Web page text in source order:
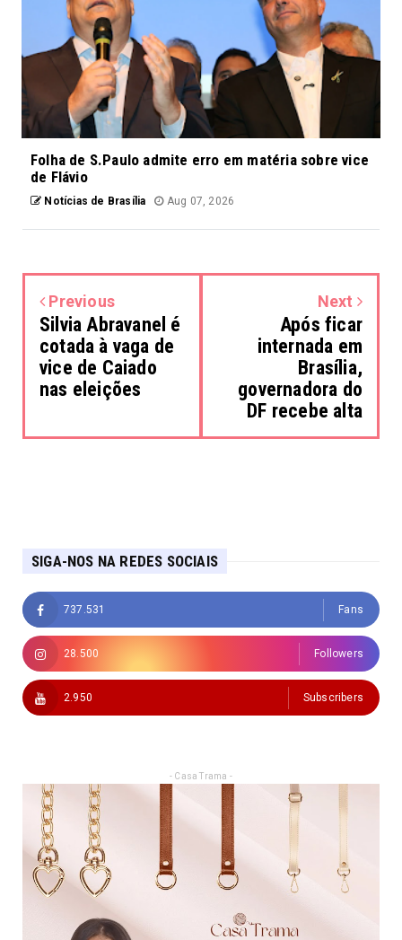
Folha de S.Paulo admite erro em matéria sobre vice
de Flávio
Notícias de Brasília Aug 07, 2026
Previous
Silvia Abravanel é
cotada à vaga de
vice de Caiado
nas eleições
Next
Após ficar
internada em
Brasília,
governadora do
DF recebe alta
SIGA-NOS NA REDES SOCIAIS
737.531 Fans
28.500 Followers
2.950 Subscribers
- Casa Trama -